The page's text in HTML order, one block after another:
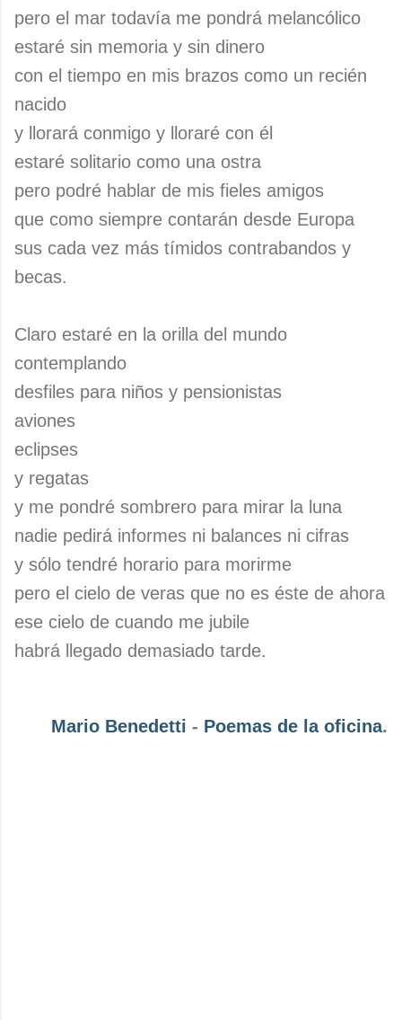
pero el mar todavía me pondrá melancólico
estaré sin memoria y sin dinero
con el tiempo en mis brazos como un recién
nacido
y llorará conmigo y lloraré con él
estaré solitario como una ostra
pero podré hablar de mis fieles amigos
que como siempre contarán desde Europa
sus cada vez más tímidos contrabandos y
becas.
Claro estaré en la orilla del mundo
contemplando
desfiles para niños y pensionistas
aviones
eclipses
y regatas
y me pondré sombrero para mirar la luna
nadie pedirá informes ni balances ni cifras
y sólo tendré horario para morirme
pero el cielo de veras que no es éste de ahora
ese cielo de cuando me jubile
habrá llegado demasiado tarde.
Mario Benedetti - Poemas de la oficina.